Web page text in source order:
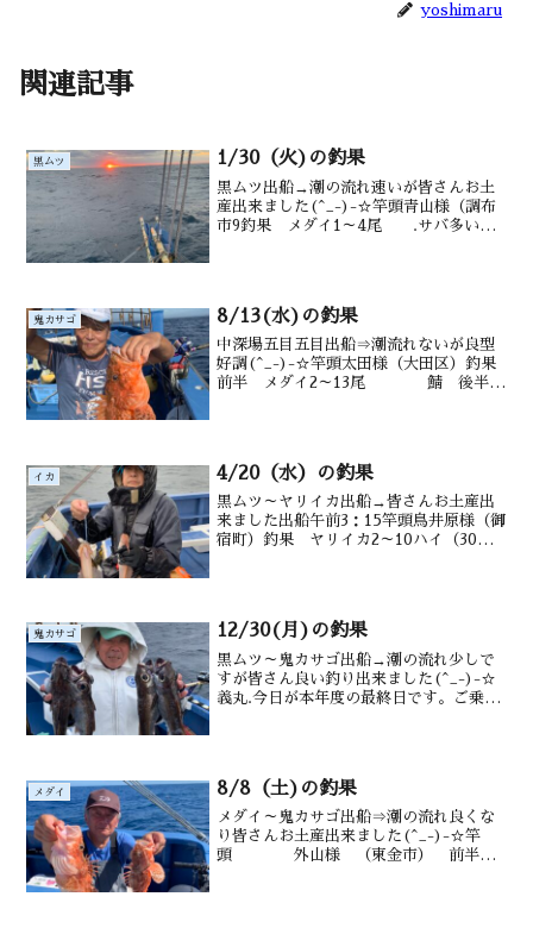
yoshimaru
関連記事
黒ムツ 1/30（火)の釣果
黒ムツ出船→潮の流れ速いが皆さんお土
産出来ました(^_-)-☆竿頭青山様（調布
市9釣果 メダイ1～4尾 .サバ多い
鬼カサゴ 8/13(水)の釣果
中深場五目五目出船⇒潮流れないが良型
好調(^_-)-☆竿頭太田様（大田区）釣果
前半 メダイ2～13尾 鯖 後半オ
イカ 4/20（水）の釣果
黒ムツ～ヤリイカ出船→皆さんお土産出
来ました出船午前3：15竿頭鳥井原様（御
宿町）釣果 ヤリイカ2～10ハイ（30～
鬼カサゴ 12/30(月)の釣果
黒ムツ～鬼カサゴ出船→潮の流れ少しで
すが皆さん良い釣り出来ました(^_-)-☆
義丸.今日が本年度の最終日です。ご乗船
メダイ 8/8（土)の釣果
メダイ～鬼カサゴ出船⇒潮の流れ良くな
り皆さんお土産出来ました(^_-)-☆竿
頭 外山様 （東金市） 前半